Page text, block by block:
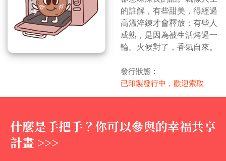
的註解，有些甜美，得經過
高溫淬鍊才會釋放；有些人
成熟，是因為被生活烤過一
輪。火候對了，香氣自來。
發行狀態：
已印製發行中，歡迎索取
什麼是手把手？你可以參與的幸福共享
計畫 >>>